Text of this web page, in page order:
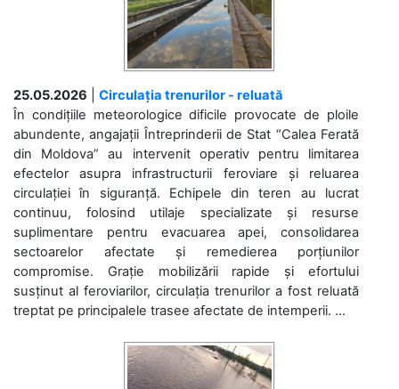
25.05.2026
Circulația trenurilor - reluată
În condițiile meteorologice dificile provocate de ploile
abundente, angajații Întreprinderii de Stat “Calea Ferată
din Moldova” au intervenit operativ pentru limitarea
efectelor asupra infrastructurii feroviare și reluarea
circulației în siguranță. Echipele din teren au lucrat
continuu, folosind utilaje specializate și resurse
suplimentare pentru evacuarea apei, consolidarea
sectoarelor afectate și remedierea porțiunilor
compromise. Grație mobilizării rapide și efortului
susținut al feroviarilor, circulația trenurilor a fost reluată
treptat pe principalele trasee afectate de intemperii. ...